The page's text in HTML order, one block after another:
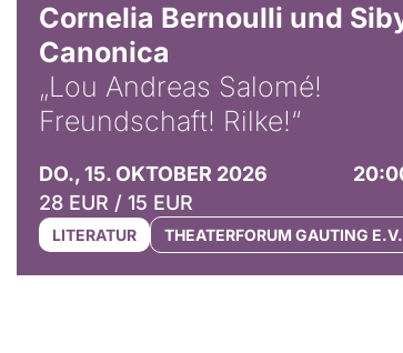
Cornelia Bernoulli und
Canonica
„Lou Andreas Salomé!
Freundschaft! Rilke!“
DO., 15. OKTOBER 2026
28 EUR / 15 EUR
LITERATUR THEATERFORUM GAUTING E.V.